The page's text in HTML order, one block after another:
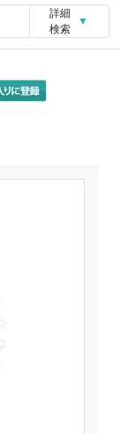
詳細
検索
▼